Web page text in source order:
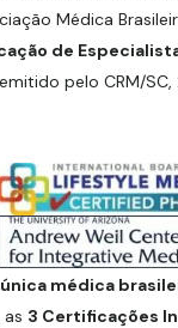
Médica
de
pelo CRM/SC,
única médica
3 Certificações